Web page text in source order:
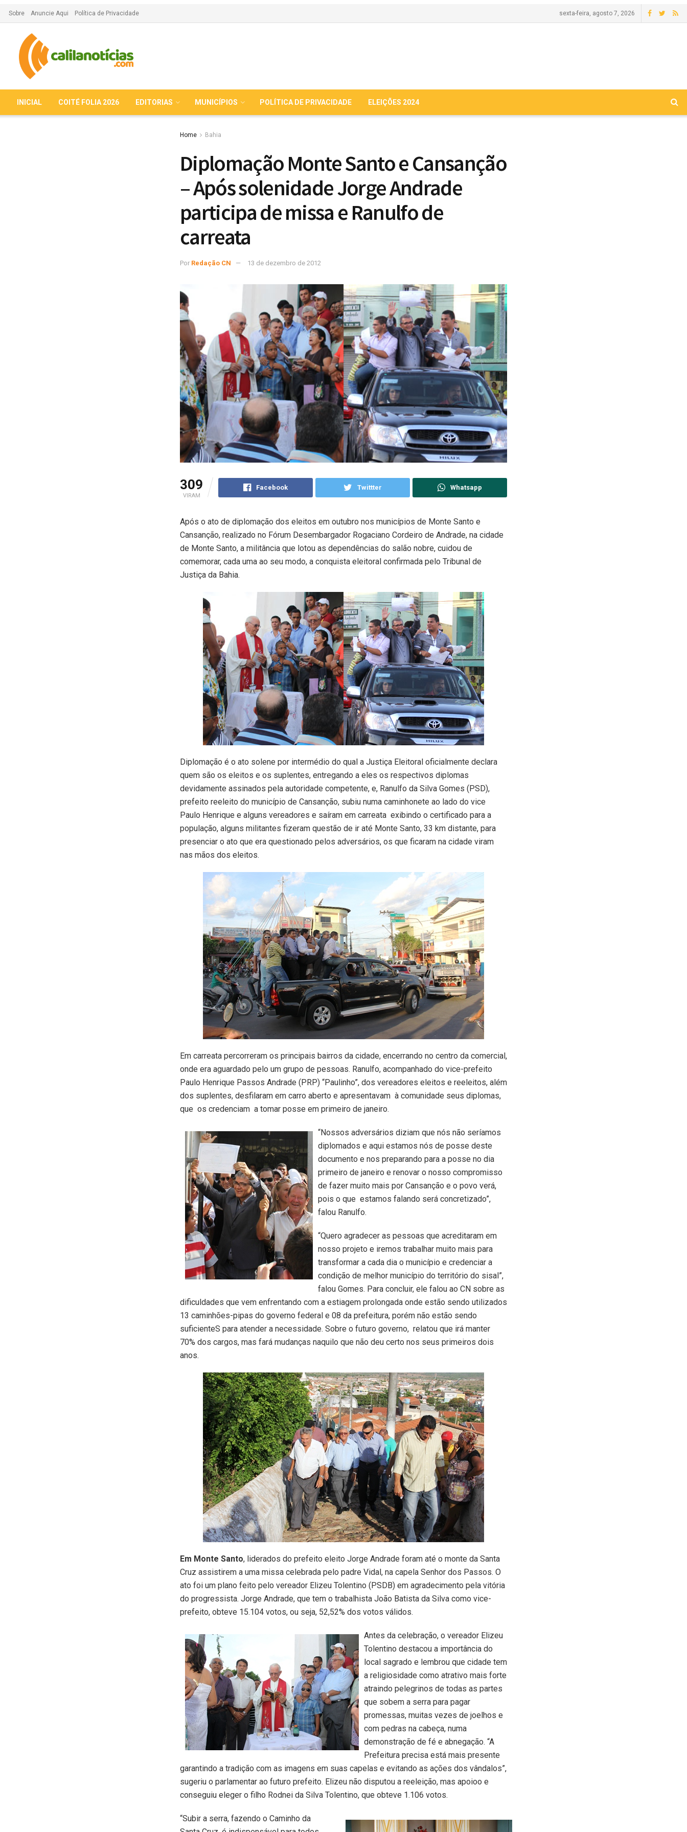
Sobre Anuncie Aqui Política de Privacidade sexta-feira, agosto 7, 2026
INICIAL COITÉ FOLIA 2026 EDITORIAS MUNICÍPIOS POLÍTICA DE PRIVACIDADE ELEIÇÕES 2024
Home Bahia
Diplomação Monte Santo e Cansanção
– Após solenidade Jorge Andrade
participa de missa e Ranulfo de
carreata
Por Redação CN 13 de dezembro de 2012
309
VIRAM
Facebook Twittter Whatsapp
Após o ato de diplomação dos eleitos em outubro nos municípios de Monte Santo e
Cansanção, realizado no Fórum Desembargador Rogaciano Cordeiro de Andrade, na cidade
de Monte Santo, a militância que lotou as dependências do salão nobre, cuidou de
comemorar, cada uma ao seu modo, a conquista eleitoral confirmada pelo Tribunal de
Justiça da Bahia.
Diplomação é o ato solene por intermédio do qual a Justiça Eleitoral oficialmente declara
quem são os eleitos e os suplentes, entregando a eles os respectivos diplomas
devidamente assinados pela autoridade competente, e, Ranulfo da Silva Gomes (PSD),
prefeito reeleito do município de Cansanção, subiu numa caminhonete ao lado do vice
Paulo Henrique e alguns vereadores e saíram em carreata exibindo o certificado para a
população, alguns militantes fizeram questão de ir até Monte Santo, 33 km distante, para
presenciar o ato que era questionado pelos adversários, os que ficaram na cidade viram
nas mãos dos eleitos.
Em carreata percorreram os principais bairros da cidade, encerrando no centro da comercial,
onde era aguardado pelo um grupo de pessoas. Ranulfo, acompanhado do vice-prefeito
Paulo Henrique Passos Andrade (PRP) “Paulinho”, dos vereadores eleitos e reeleitos, além
dos suplentes, desfilaram em carro aberto e apresentavam à comunidade seus diplomas,
que os credenciam a tomar posse em primeiro de janeiro.
“Nossos adversários diziam que nós não seríamos
diplomados e aqui estamos nós de posse deste
documento e nos preparando para a posse no dia
primeiro de janeiro e renovar o nosso compromisso
de fazer muito mais por Cansanção e o povo verá,
pois o que estamos falando será concretizado”,
falou Ranulfo.
“Quero agradecer as pessoas que acreditaram em
nosso projeto e iremos trabalhar muito mais para
transformar a cada dia o município e credenciar a
condição de melhor município do território do sisal”,
falou Gomes. Para concluir, ele falou ao CN sobre as
dificuldades que vem enfrentando com a estiagem prolongada onde estão sendo utilizados
13 caminhões-pipas do governo federal e 08 da prefeitura, porém não estão sendo
suficienteS para atender a necessidade. Sobre o futuro governo, relatou que irá manter
70% dos cargos, mas fará mudanças naquilo que não deu certo nos seus primeiros dois
anos.
Em Monte Santo, liderados do prefeito eleito Jorge Andrade foram até o monte da Santa
Cruz assistirem a uma missa celebrada pelo padre Vidal, na capela Senhor dos Passos. O
ato foi um plano feito pelo vereador Elizeu Tolentino (PSDB) em agradecimento pela vitória
do progressista. Jorge Andrade, que tem o trabalhista João Batista da Silva como vice-
prefeito, obteve 15.104 votos, ou seja, 52,52% dos votos válidos.
Antes da celebração, o vereador Elizeu
Tolentino destacou a importância do
local sagrado e lembrou que cidade tem
a religiosidade como atrativo mais forte
atraindo pelegrinos de todas as partes
que sobem a serra para pagar
promessas, muitas vezes de joelhos e
com pedras na cabeça, numa
demonstração de fé e abnegação. “A
Prefeitura precisa está mais presente
garantindo a tradição com as imagens em suas capelas e evitando as ações dos vândalos”,
sugeriu o parlamentar ao futuro prefeito. Elizeu não disputou a reeleição, mas apoioo e
conseguiu eleger o filho Rodnei da Silva Tolentino, que obteve 1.106 votos.
“Subir a serra, fazendo o Caminho da